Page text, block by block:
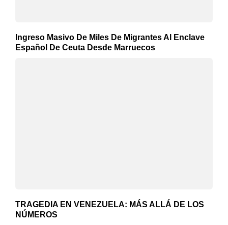
Ingreso Masivo De Miles De Migrantes Al Enclave
Español De Ceuta Desde Marruecos
TRAGEDIA EN VENEZUELA: MÁS ALLÁ DE LOS
NÚMEROS